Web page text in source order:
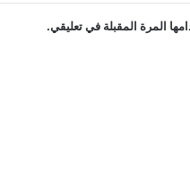
المرة المقبلة في تعليقي.